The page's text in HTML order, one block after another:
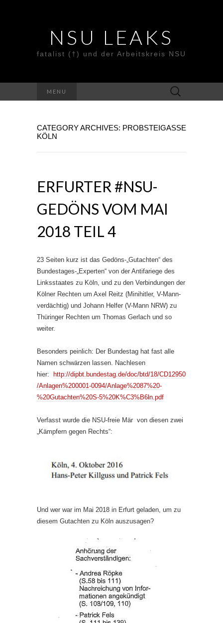
NSU LEAKS
fatalist (†) und der Arbeitskreis NSU
MENU
Suche
nach:
CATEGORY ARCHIVES: PROBSTEIGASSE
KÖLN
ERFURTER #NSU-
GEDÖNS VOM MAI
2018 TEIL 4
23 Seiten kurz ist das Gedöns-„Gutachten“ des
Bundestages-„Experten“ von der Antifariege des
Linksstaates zu Köln, und zu den Verbindungen der
Kölner Rechten um Axel Reitz (Minihitler, V-Mann-
verdächtig) und Johann Helfer (V-Mann NRW) zu
Thüringer Rechten um Thomas Gerlach und so
weiter.
Besonders peinlich: Der Bundestag hat fast alle
Namen schwärzen lassen. Nachlesen
hier:
http://dipbt.bundestag.de/doc/btd/18/CD12950
/Anlagen%200001-0094/Anlage%2087%20-
%20Gutachten%20S-5%20K%C3%B6ln.pdf
Verfasst wurde die NSU-freie Mär von diesen zwei
„Kämpfern gegen Rechts“:
Und wer war im Mai 2018 in Erfurt geladen, um zu
diesem Gutachten zu Köln auszusagen?